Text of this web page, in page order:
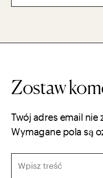
Zostaw
Twój adres email nie
Wymagane pola są
treść